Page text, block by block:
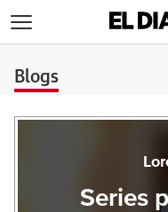
Blogs
Series